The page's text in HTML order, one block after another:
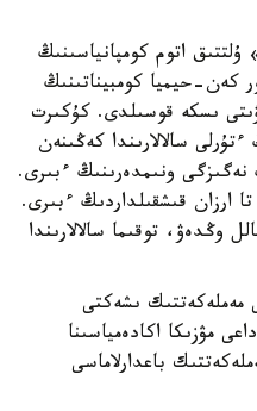
ۇلتتىق اتوم كومپانياسىنىڭ
كەن-حيميا كومبيناتىنىڭ
ىسكە قوسىلدى. كۇكىرت
سالالارىندا كەڭىنەن
نەگىزگى ونىمدەرىنىڭ ءبىرى.
ارزان قىشقىلداردىڭ ءبىرى.
وڭدەۋ، توقىما سالالارىندا
مەملەكەتتىك ىشەكتى
مۋزىكا اكادەمياسىنا
باعدارلاماسى